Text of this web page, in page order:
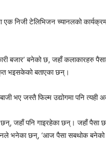
एक निजी टेलिभिजन च्यानलको
बजार’ बनेको छ, जहाँ कलाकारहरु
भइसकेको बताएका छन्।
भए जस्तै फिल्म उद्योगमा पनि
छन्, जहाँ पनि गाइरहेका छन्। जहाँ
भनेका छन्, ‘आज पैसा सबथोक बनेको